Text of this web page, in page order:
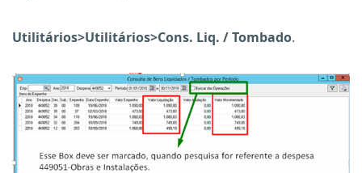
Utilitários>Utilitários>Cons. Liq. / Tombado.